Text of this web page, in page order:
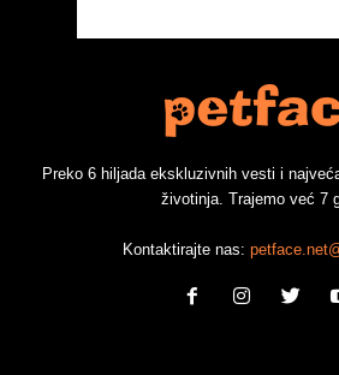
Preko 6 hiljada ekskluzivnih vesti i
životinja. Trajemo već 7
Kontaktirajte nas: